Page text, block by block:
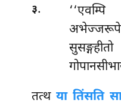
३.
तत्थ या तिंसति